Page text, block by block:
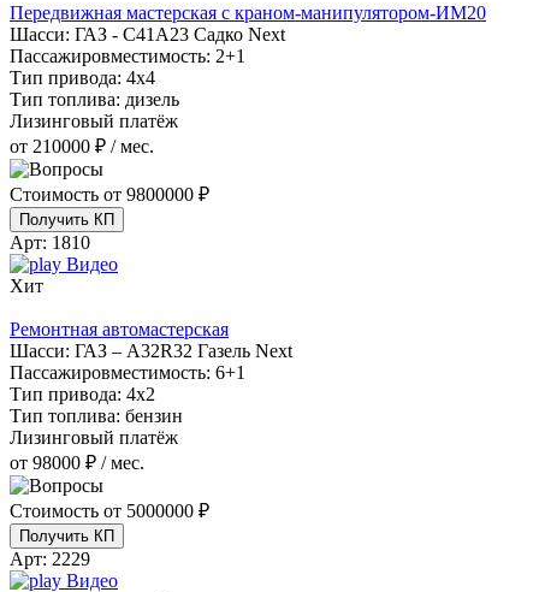
Передвижная мастерская с краном-манипулятором-ИМ20
Шасси: ГАЗ - С41А23 Садко Next
Пассажировместимость: 2+1
Тип привода: 4х4
Тип топлива: дизель
Лизинговый платёж
от 210000 ₽ / мес.
Стоимость от 9800000 ₽
Получить КП
Арт: 1810
Видео
Хит
Ремонтная автомастерская
Шасси: ГАЗ – A32R32 Газель Next
Пассажировместимость: 6+1
Тип привода: 4х2
Тип топлива: бензин
Лизинговый платёж
от 98000 ₽ / мес.
Стоимость от 5000000 ₽
Получить КП
Арт: 2229
Видео